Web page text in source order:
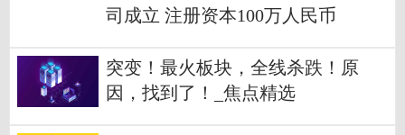
司成立 注册资本100万人民币
突变！最火板块，全线杀跌！原
因，找到了！_焦点精选